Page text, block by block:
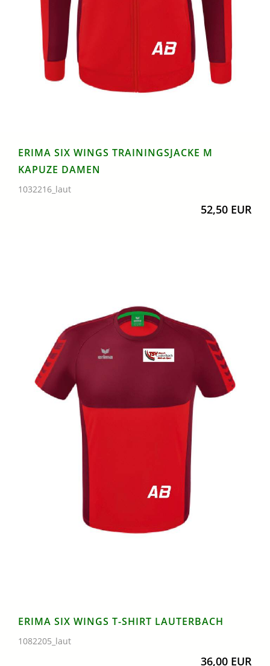
ERIMA SIX WINGS TRAININGSJACKE M
KAPUZE DAMEN
1032216_laut
52,50 EUR
ERIMA SIX WINGS T-SHIRT LAUTERBACH
1082205_laut
36,00 EUR